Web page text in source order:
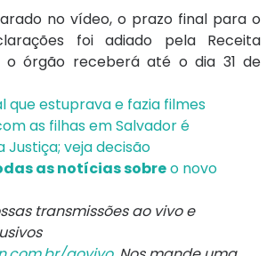
no vídeo, o prazo final para o
foi adiado pela Receita
o órgão receberá até o dia 31 de
que estuprava e fazia filmes
as filhas em Salvador é
Justiça; veja decisão
as notícias sobreo novo
transmissões ao vivo e